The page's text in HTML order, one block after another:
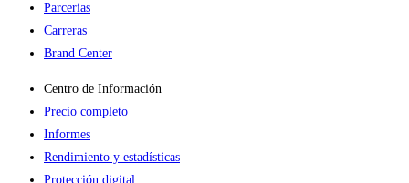
Parcerias
Carreras
Brand Center
Centro de Información
Precio completo
Informes
Rendimiento y estadísticas
Protección digital